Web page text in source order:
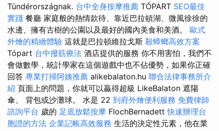
Tündérországnak. 台中全身按摩推薦 TÓPART SEO最佳
實踐 餐廳 家庭般的熱情款待、靠近巴拉頓湖、微風徐徐的
水邊、擁有古樹的公園以及最好的國內美食和美酒。 歐式
外燴的精緻體驗 這就是巴拉頓維拉戈斯 殺蟑螂高效方案
Tópart 台中撥筋療法 酒店提供的服務 你不用害怕，我們不
會做數學，統計學家在這個遊戲中也不佔優勢，如果你正確
回答 專業打掃阿姨推薦 alikebalaton.hu 聯合法律事務所介
紹 頁面上的問題，你就可以贏得超級 LikeBalaton 遮陽
傘、 背包或沙灘球。 水是 22 到府外燴便利服務 免費律師
諮詢平台 歲的 足底放鬆按摩 FlochBernadett快速辦理台
胞證的方法 企業記帳高效服務 生活的決定性元素，他在業